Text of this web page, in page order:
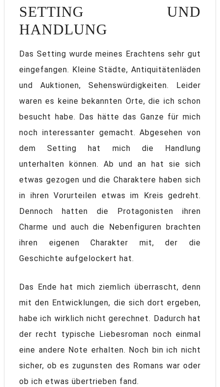
SETTING UND
HANDLUNG
Das Setting wurde meines Erachtens sehr gut
eingefangen. Kleine Städte, Antiquitätenläden
und Auktionen, Sehenswürdigkeiten. Leider
waren es keine bekannten Orte, die ich schon
besucht habe. Das hätte das Ganze für mich
noch interessanter gemacht. Abgesehen von
dem Setting hat mich die Handlung
unterhalten können. Ab und an hat sie sich
etwas gezogen und die Charaktere haben sich
in ihren Vorurteilen etwas im Kreis gedreht.
Dennoch hatten die Protagonisten ihren
Charme und auch die Nebenfiguren brachten
ihren eigenen Charakter mit, der die
Geschichte aufgelockert hat.
Das Ende hat mich ziemlich überrascht, denn
mit den Entwicklungen, die sich dort ergeben,
habe ich wirklich nicht gerechnet. Dadurch hat
der recht typische Liebesroman noch einmal
eine andere Note erhalten. Noch bin ich nicht
sicher, ob es zugunsten des Romans war oder
ob ich etwas übertrieben fand.